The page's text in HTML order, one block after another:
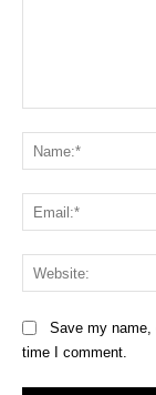
Save my name,
time I comment.